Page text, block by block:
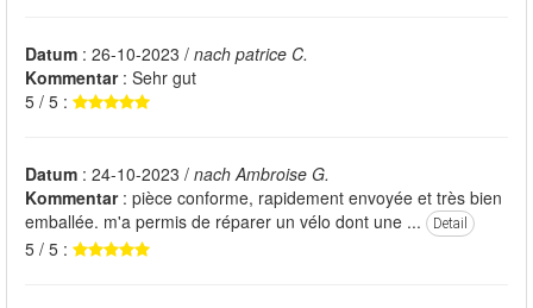
Datum : 26-10-2023 / nach patrice C.
Kommentar: Sehr gut
5 / 5 :
Datum : 24-10-2023 / nach Ambroise G.
Kommentar: pièce conforme, rapidement envoyée et très bien
emballée. m'a permis de réparer un vélo dont une ...
Detail
5 / 5 :